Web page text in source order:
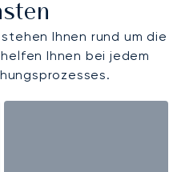
Ihnen rund um die
Ihnen bei jedem